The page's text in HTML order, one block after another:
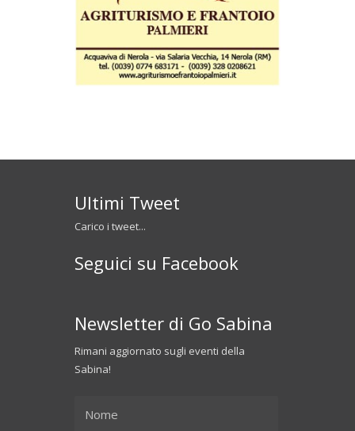
Ultimi Tweet
Carico i tweet...
Seguici su Facebook
Newsletter di Go Sabina
Rimani aggiornato sugli eventi della
Sabina!